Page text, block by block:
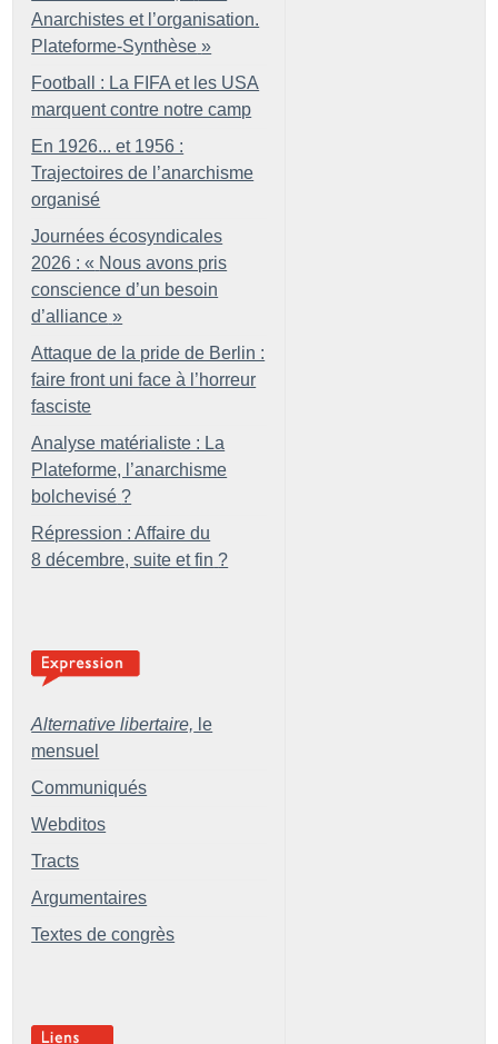
Anarchistes et l’organisation.
Plateforme-Synthèse »
Football : La FIFA et les USA
marquent contre notre camp
En 1926... et 1956 :
Trajectoires de l’anarchisme
organisé
Journées écosyndicales
2026 : « Nous avons pris
conscience d’un besoin
d’alliance »
Attaque de la pride de Berlin :
faire front uni face à l’horreur
fasciste
Analyse matérialiste : La
Plateforme, l’anarchisme
bolchevisé ?
Répression : Affaire du
8 décembre, suite et fin ?
Alternative libertaire, le
mensuel
Communiqués
Webditos
Tracts
Argumentaires
Textes de congrès